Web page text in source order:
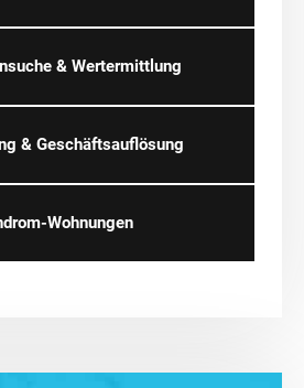
& Wertermittlung
& Geschäftsauflösung
Wohnungen